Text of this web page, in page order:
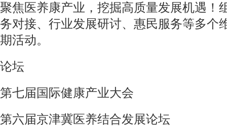
聚焦医养康产业，挖掘高质量发展机遇！
务对接、行业发展研讨、惠民服务等多个
期活动。
论坛
第七届国际健康产业大会
第六届京津冀医养结合发展论坛